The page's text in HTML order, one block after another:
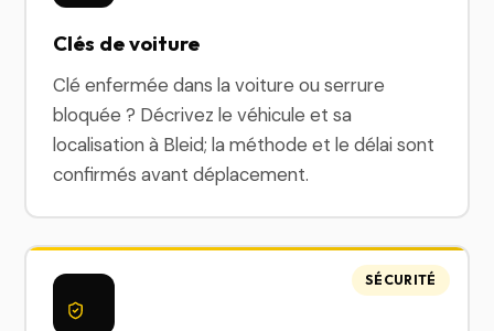
Clés de voiture
Clé enfermée dans la voiture ou serrure
bloquée ? Décrivez le véhicule et sa
localisation à Bleid; la méthode et le délai sont
confirmés avant déplacement.
SÉCURITÉ